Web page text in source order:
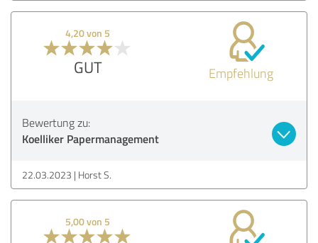
4,20 von 5
GUT Empfehlung
Bewertung zu:
Koelliker Papermanagement
22.03.2023 Horst S.
5,00 von 5